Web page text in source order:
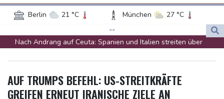
Berlin 21 °C München
27 °C
Frankfurt am Main
27 °C
Köln
23 °C Kiel
18 °C
--
Nach Andrang auf Ceuta: Spanien und Italien streiten über
Trumps umstrittener Justizminister Blanche kurz vor der
AUF TRUMPS BEFEHL: US-STREITKRÄFTE
GREIFEN ERNEUT IRANISCHE ZIELE AN